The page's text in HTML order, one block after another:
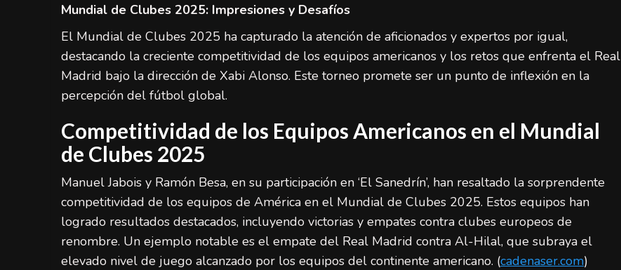
Mundial de Clubes 2025: Impresiones y Desafíos
El Mundial de Clubes 2025 ha capturado la atención de aficionados y expertos por igual,
destacando la creciente competitividad de los equipos americanos y los retos que enfrenta el Real
Madrid bajo la dirección de Xabi Alonso. Este torneo promete ser un punto de inflexión en la
percepción del fútbol global.
Competitividad de los Equipos Americanos en el Mundial
de Clubes 2025
Manuel Jabois y Ramón Besa, en su participación en ‘El Sanedrín’, han resaltado la sorprendente
competitividad de los equipos de América en el Mundial de Clubes 2025. Estos equipos han
logrado resultados destacados, incluyendo victorias y empates contra clubes europeos de
renombre. Un ejemplo notable es el empate del Real Madrid contra Al-Hilal, que subraya el
elevado nivel de juego alcanzado por los equipos del continente americano. (cadenaser.com)